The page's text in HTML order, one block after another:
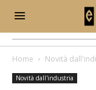
Home Novità
Novità dall'industria